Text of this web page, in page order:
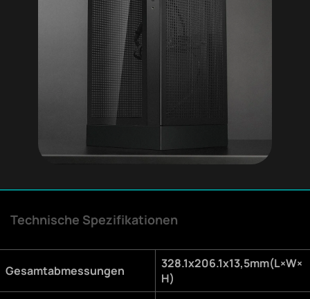
Technische Spezifikationen
Gesamtabmessungen
328.1x206.1x13,5mm(L×W×
H)